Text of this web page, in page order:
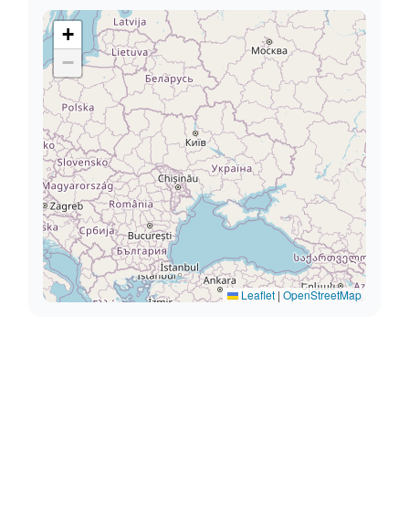
+
−
Leaflet | OpenStreetMap